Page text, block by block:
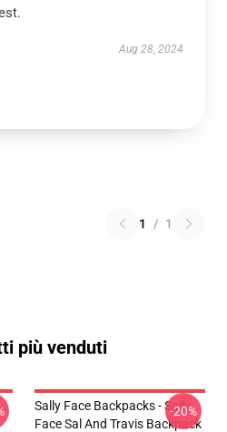
Aug 28, 2024
1 / 1
più venduti
Sally Face Backpacks - Sally
Face Sal And Travis Backpack
-20%